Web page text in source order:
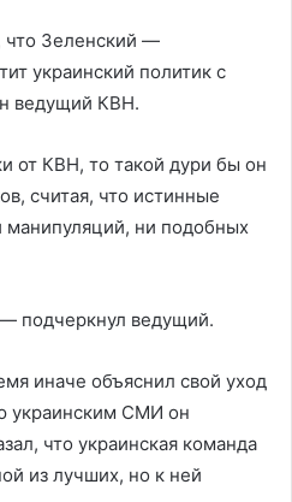
что Зеленский —
украинский политик с
ведущий КВН.
от КВН, то такой дури бы он
считая, что истинные
ни подобных
подчеркнул ведущий.
иначе объяснил свой уход
украинским СМИ он
что украинская команда
из лучших, но к ней